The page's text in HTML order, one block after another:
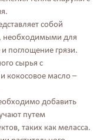
собой
необходимыми для
поглощение грязи.
сырья с
кокосовое масло –
добавить
путем
таких как меласса.